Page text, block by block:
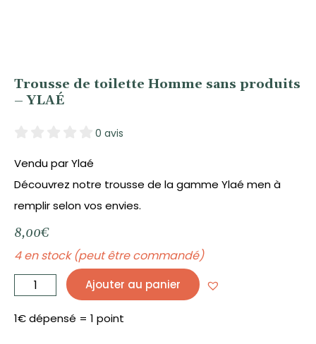
Trousse de toilette Homme sans produits
– YLAÉ
0 avis
Vendu par Ylaé
Découvrez notre trousse de la gamme Ylaé men à
remplir selon vos envies.
8,00€
4 en stock (peut être commandé)
de
Trousse
toilette
sans
produits
Ajouter au panier
1€ dépensé = 1 point